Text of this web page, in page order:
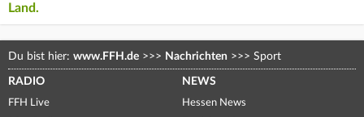
Land.
Du bist hier: www.FFH.de >>> Nachrichten >>> Sport
RADIO
FFH Live
NEWS
Hessen News